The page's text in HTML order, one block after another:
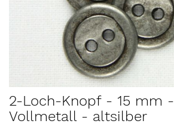
Anfang
der
2-Loch-Knopf - 15 mm -
Vollmetall - altsilber